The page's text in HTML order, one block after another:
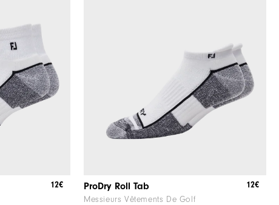
12€ ProDry Roll Tab
Messieurs Vêtements De Golf
12€